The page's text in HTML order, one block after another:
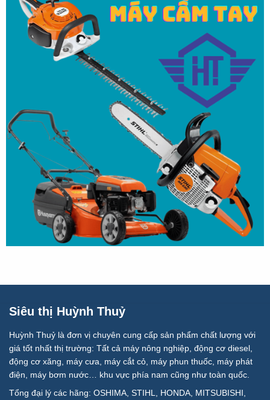
Siêu thị Huỳnh Thuỷ
Huỳnh Thuỷ là đơn vị chuyên cung cấp sản phẩm chất lượng với
giá tốt nhất thị trường: Tất cả máy nông nghiệp, động cơ diesel,
động cơ xăng, máy cưa, máy cắt cỏ, máy phun thuốc, máy phát
điện, máy bơm nước… khu vực phía nam cũng như toàn quốc.
Tổng đại lý các hãng: OSHIMA, STIHL, HONDA, MITSUBISHI,